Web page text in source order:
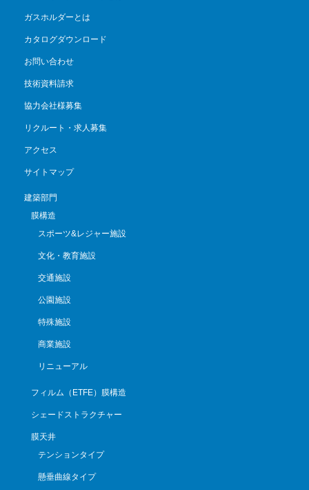
ガスホルダーとは
カタログダウンロード
お問い合わせ
技術資料請求
協力会社様募集
リクルート・求人募集
アクセス
サイトマップ
建築部門
膜構造
スポーツ&レジャー施設
文化・教育施設
交通施設
公園施設
特殊施設
商業施設
リニューアル
フィルム（ETFE）膜構造
シェードストラクチャー
膜天井
テンションタイプ
懸垂曲線タイプ